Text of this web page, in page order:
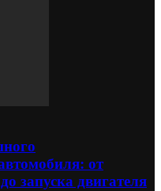
от
запуска двигателя